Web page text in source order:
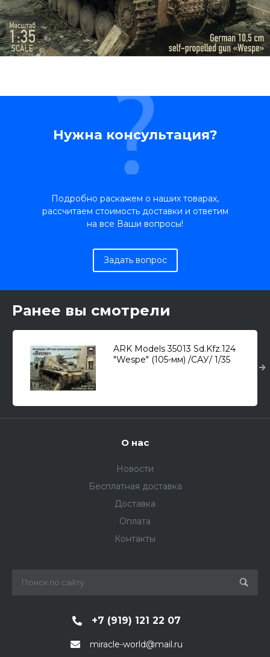
Нужна консультация?
Подробно раскажем о наших товарах,
рассчитаем стоимость доставки и ответим
на все Ваши вопросы!
Задать вопрос
Ранее вы смотрели
ARK Models 35013 Sd.Kfz.124
"Wespe" (105-мм) /САУ/ 1/35
О нас
Новости
Бесплатная доставка
Доставка
Оплата
Контакты
+7 (919) 121 22 07
miracle-world@mail.ru